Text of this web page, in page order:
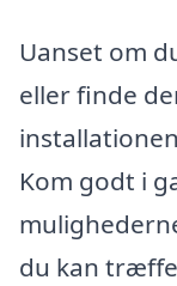
Uanset om
eller finde
Kom godt i
du kan